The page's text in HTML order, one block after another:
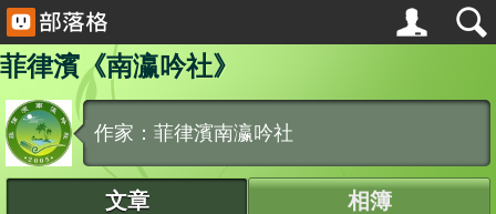
菲律濱《南瀛吟社》
作家：菲律濱南瀛吟社
文章 相簿